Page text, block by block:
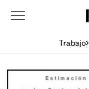
Trabajo